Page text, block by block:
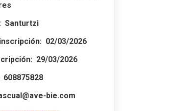
Santurtzi
02/03/2026
29/03/2026
608875828
bie.com